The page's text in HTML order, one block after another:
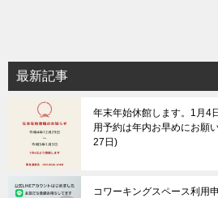
最新記事
年末年始休館します。1月4
用予約は年内お早めにお願
27日
コワーキングスペース利用